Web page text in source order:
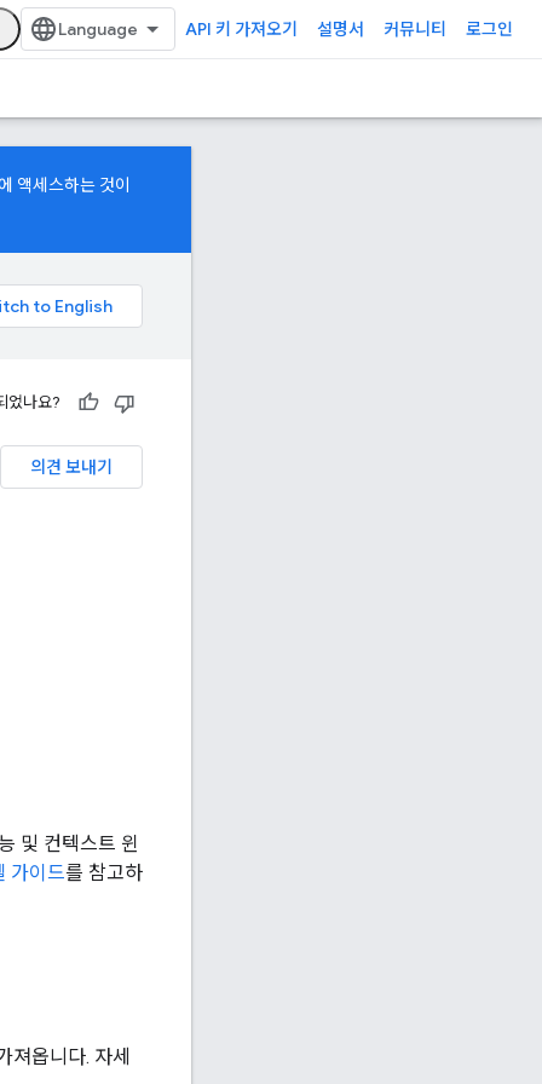
API 키 가져오기 설명서 커뮤니티 로그인
액세스하는 것이
었나요?
의견 보내기
및 컨텍스트 윈
가이드를 참고하
져옵니다. 자세